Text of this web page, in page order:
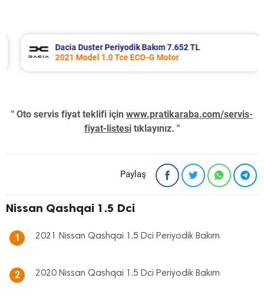
Dacia Duster Periyodik Bakım 7.652 TL
2021 Model 1.0 Tce ECO-G Motor
" Oto servis fiyat teklifi için www.pratikaraba.com/servis-
fiyat-listesi tıklayınız. "
Paylaş
Nissan Qashqai 1.5 Dci
1 2021 Nissan Qashqai 1.5 Dci Periyodik Bakım
2 2020 Nissan Qashqai 1.5 Dci Periyodik Bakım